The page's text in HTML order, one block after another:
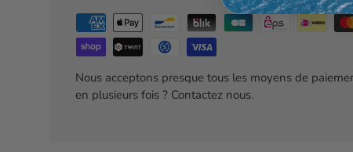
Nous acceptons presque tous les moyens de
en plusieurs fois ? Contactez nous.